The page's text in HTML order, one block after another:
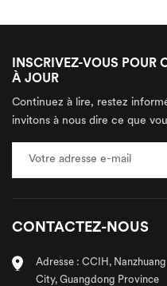
INSCRIVEZ-VOUS POUR
À JOUR
Continuez à lire, restez
invitons à nous dire ce que
CONTACTEZ-NOUS
Adresse : CCIH,
City, Guangdong Province